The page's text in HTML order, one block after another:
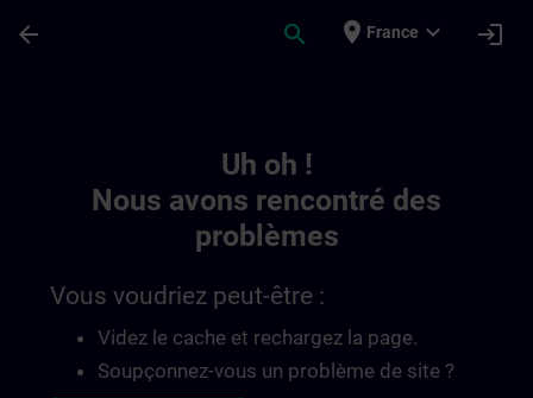
arrow_back search place France expand_more login
Uh oh !
Nous avons rencontré des
problèmes
Vous voudriez peut-être :
Videz le cache et rechargez la page.
Soupçonnez-vous un problème de site ?